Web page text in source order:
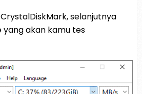
selanjutnya
yang akan kamu tes